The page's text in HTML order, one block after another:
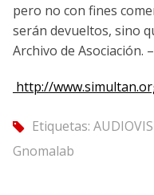
pero no con fines
serán devueltos, sino
Archivo de Asociación.
http://
tag Etiquetas:
Gnomalab